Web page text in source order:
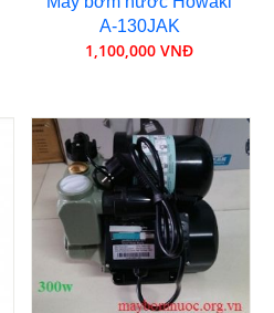
A-130JAK
1,100,000 VNĐ